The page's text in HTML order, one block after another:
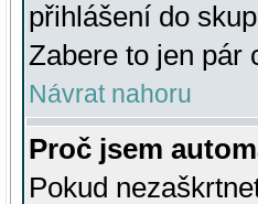
přihlášení do
Zabere to jen pár
Návrat nahoru
Proč jsem
Pokud